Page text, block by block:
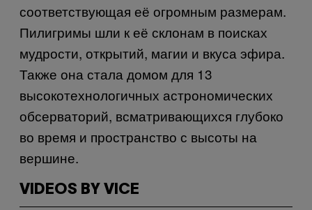
соответствующая её огромным размерам.
Пилигримы шли к её склонам в поисках
мудрости, открытий, магии и вкуса эфира.
Также она стала домом для 13
высокотехнологичных астрономических
обсерваторий, всматривающихся глубоко
во время и пространство с высоты на
вершине.
VIDEOS BY VICE